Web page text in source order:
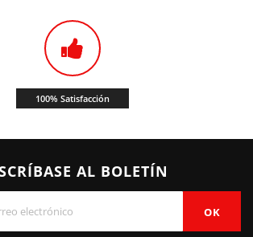
100% Satisfacción
AL BOLETÍN